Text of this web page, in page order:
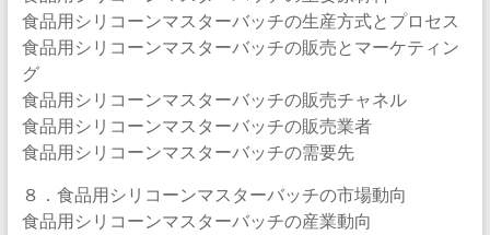
食品用シリコーンマスターバッチの生産方式とプロセス
食品用シリコーンマスターバッチの販売とマーケティン
グ
食品用シリコーンマスターバッチの販売チャネル
食品用シリコーンマスターバッチの販売業者
食品用シリコーンマスターバッチの需要先
８．食品用シリコーンマスターバッチの市場動向
食品用シリコーンマスターバッチの産業動向